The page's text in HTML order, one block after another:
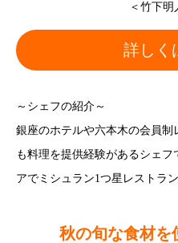
＜竹下明
詳しく
～シェフの紹介～
銀座のホテルや六本木の会員制
も料理を提供経験があるシェ
アでミシュラン1つ星レストラ
秋の旬な食材を